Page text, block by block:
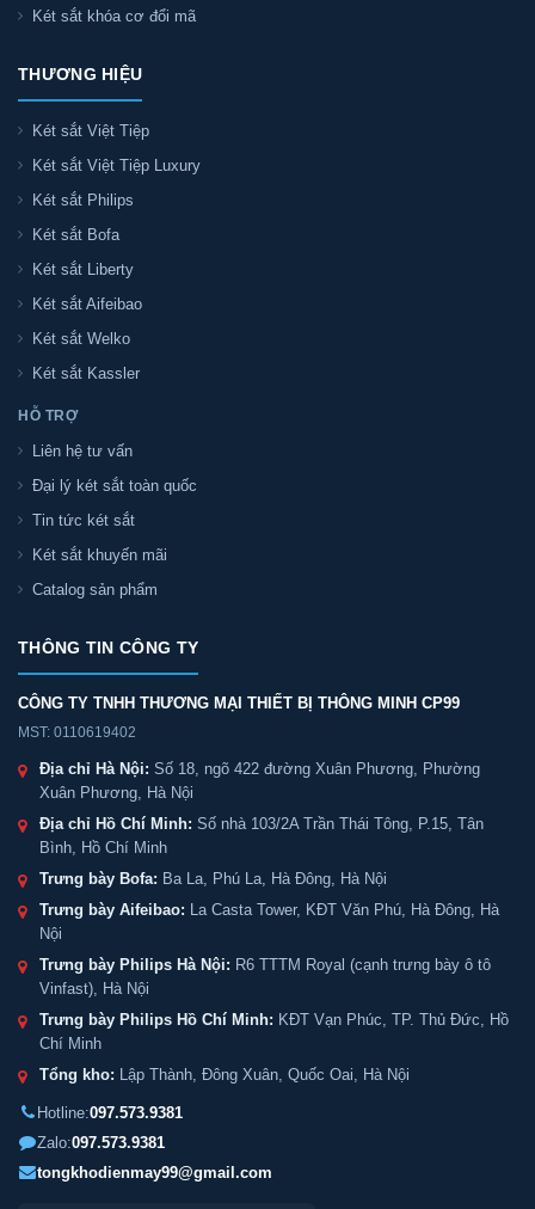
Két sắt khóa cơ đổi mã
THƯƠNG HIỆU
Két sắt Việt Tiệp
Két sắt Việt Tiệp Luxury
Két sắt Philips
Két sắt Bofa
Két sắt Liberty
Két sắt Aifeibao
Két sắt Welko
Két sắt Kassler
HỖ TRỢ
Liên hệ tư vấn
Đại lý két sắt toàn quốc
Tin tức két sắt
Két sắt khuyến mãi
Catalog sản phẩm
THÔNG TIN CÔNG TY
CÔNG TY TNHH THƯƠNG MẠI THIẾT BỊ THÔNG MINH CP99
MST: 0110619402
Địa chỉ Hà Nội: Số 18, ngõ 422 đường Xuân Phương, Phường
Xuân Phương, Hà Nội
Địa chỉ Hồ Chí Minh: Số nhà 103/2A Trần Thái Tông, P.15, Tân
Bình, Hồ Chí Minh
Trưng bày Bofa: Ba La, Phú La, Hà Đông, Hà Nội
Trưng bày Aifeibao: La Casta Tower, KĐT Văn Phú, Hà Đông, Hà
Nội
Trưng bày Philips Hà Nội: R6 TTTM Royal (cạnh trưng bày ô tô
Vinfast), Hà Nội
Trưng bày Philips Hồ Chí Minh: KĐT Vạn Phúc, TP. Thủ Đức, Hồ
Chí Minh
Tổng kho: Lập Thành, Đông Xuân, Quốc Oai, Hà Nội
Hotline:097.573.9381
Zalo:097.573.9381
tongkhodienmay99@gmail.com